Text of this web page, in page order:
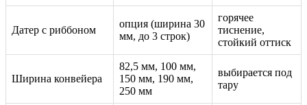
Датер с риббоном
опция (ширина 30
мм, до 3 строк)
горячее
тиснение,
стойкий оттиск
Ширина конвейера
82,5 мм, 100 мм,
150 мм, 190 мм,
250 мм
выбирается под
тару